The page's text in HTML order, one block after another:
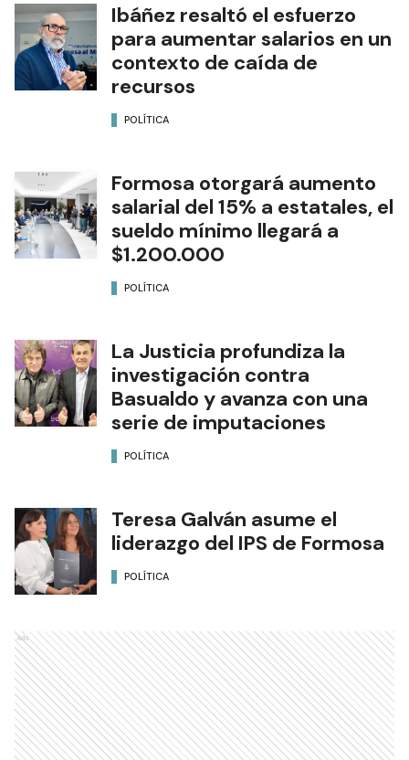
Ibáñez resaltó el esfuerzo
para aumentar salarios en un
contexto de caída de
recursos
POLÍTICA
Formosa otorgará aumento
salarial del 15% a estatales, el
sueldo mínimo llegará a
$1.200.000
POLÍTICA
La Justicia profundiza la
investigación contra
Basualdo y avanza con una
serie de imputaciones
POLÍTICA
Teresa Galván asume el
liderazgo del IPS de Formosa
POLÍTICA
Ads